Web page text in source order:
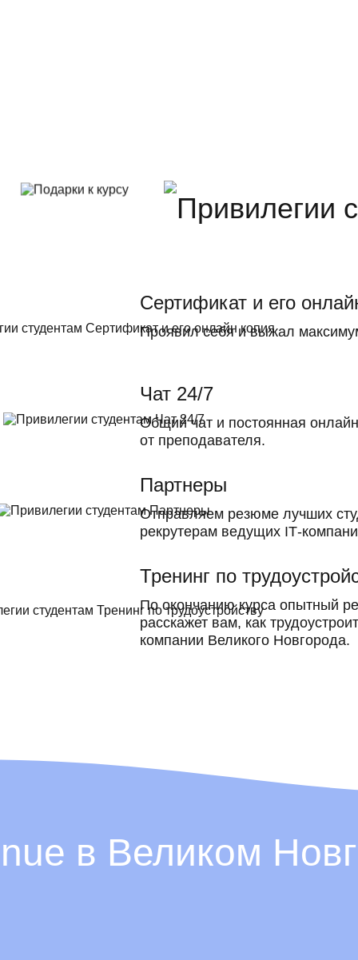
Сертификат и его
Проявил себя и выжал
Чат 24/7
Общий чат и постоянная
от преподавателя.
Партнеры
Отправляем резюме лучших
рекрутерам ведущих ІТ-
Тренинг по
По окончанию курса опытный
расскажет вам, как
компании Великого Новгорода.
в Великом